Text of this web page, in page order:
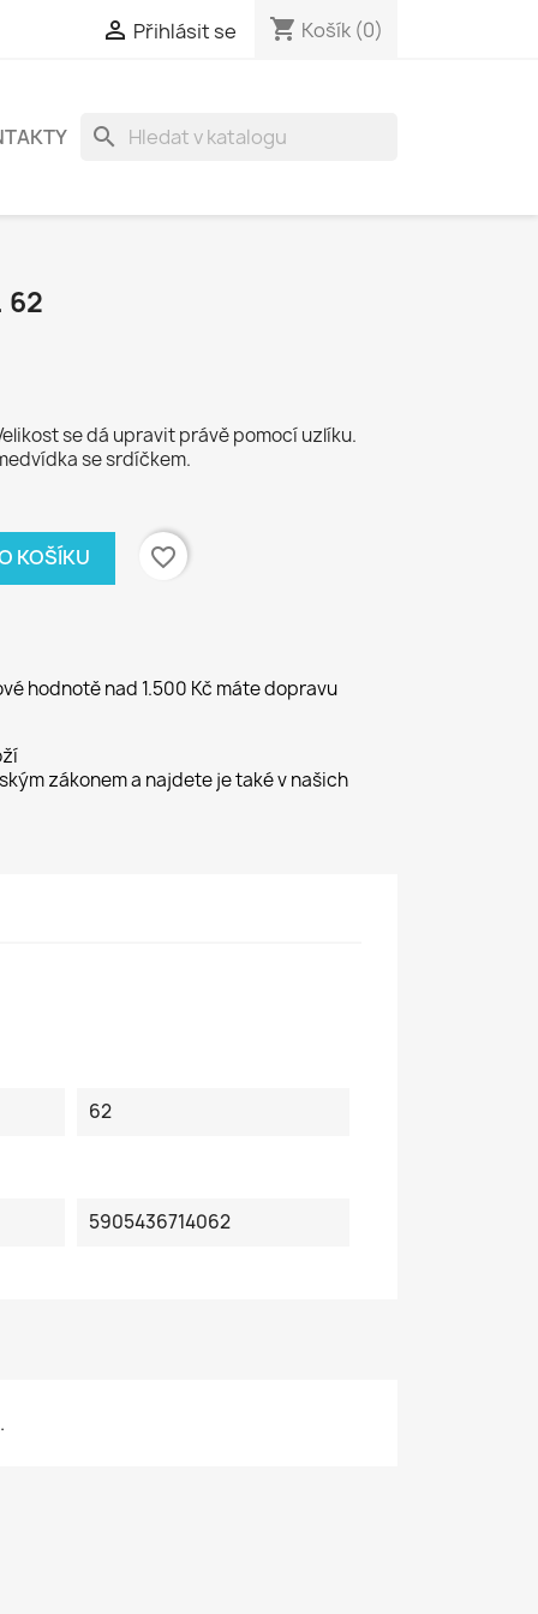
 Přihlásit se shopping_cart Košík (0)
search
62
se dá upravit právě pomocí uzlíku.
se srdíčkem.
KOŠÍKU
favorite_border
hodnotě nad 1.500 Kč máte dopravu
zákonem a najdete je také v našich
62
5905436714062